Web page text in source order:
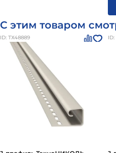
С этим товаром
ID: ТХ48889